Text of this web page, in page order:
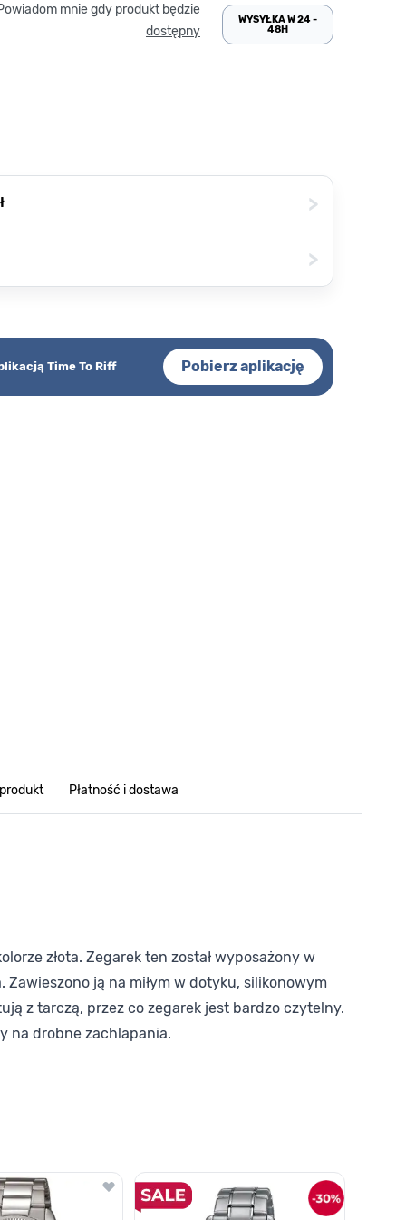
mnie gdy produkt będzie
dostępny
WYSYŁKA W 24 -
48H
>
>
Time To Riff Pobierz aplikację
Płatność i dostawa
złota. Zegarek ten został wyposażony w
ją na miłym w dotyku, silikonowym
z tarczą, przez co zegarek jest bardzo czytelny.
na drobne zachlapania.
nawigacji karuzeli za pomocą linka pomijającego.